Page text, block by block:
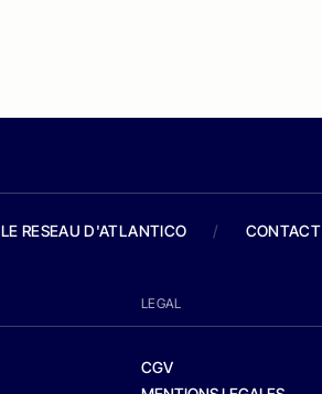
LE RESEAU D'ATLANTICO / CONTACT
LEGAL
CGV